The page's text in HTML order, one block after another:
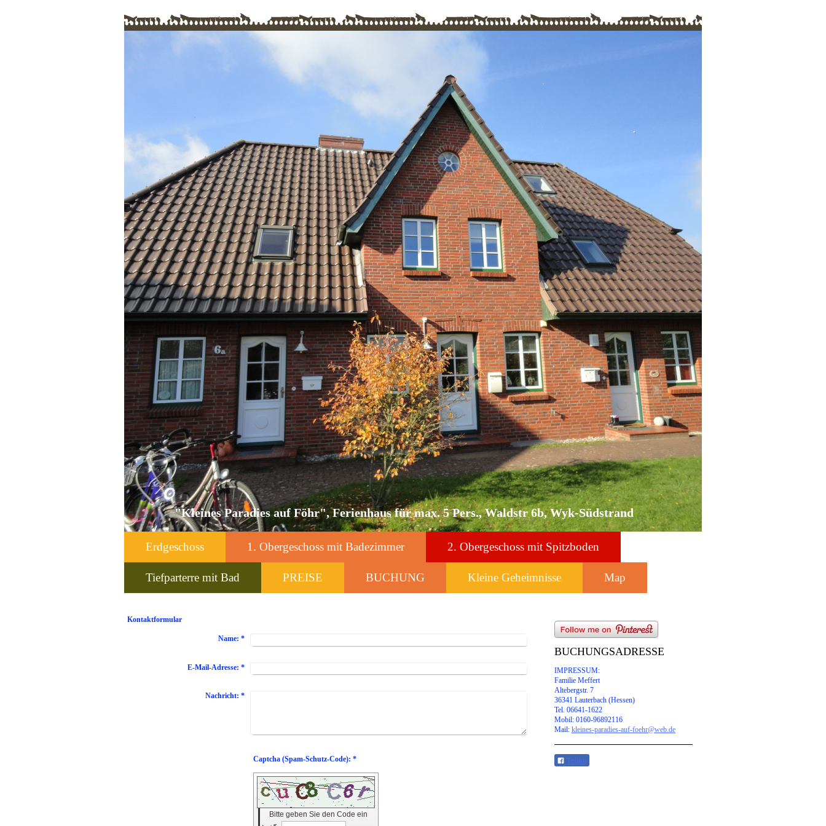
"Kleines Paradies auf Föhr", Ferienhaus für max. 5 Pers., Waldstr 6b, Wyk-Südstrand
Erdgeschoss 1. Obergeschoss mit Badezimmer 2. Obergeschoss mit Spitzboden
Tiefparterre mit Bad PREISE BUCHUNG Kleine Geheimnisse Map
Kontaktformular
Name: *
E-Mail-Adresse: *
Nachricht: *
Captcha (Spam-Schutz-Code): *
Bitte geben Sie den Code ein
BUCHUNGSADRESSE
IMPRESSUM:
Familie Meffert
Altebergstr. 7
36341 Lauterbach (Hessen)
Tel. 06641-1622
Mobil: 0160-96892116
Mail: kleines-paradies-auf-foehr@web.de
Teilen